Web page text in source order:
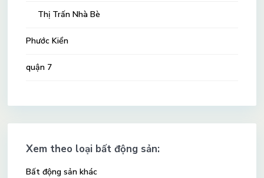
Thị Trấn Nhà Bè
Phước Kiển
quận 7
Xem theo loại bất động sản:
Bất động sản khác